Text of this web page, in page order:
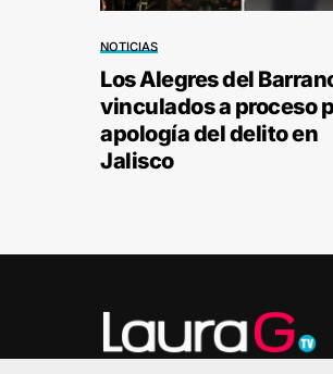
NOTICIAS
Los Alegres del
vinculados a proceso
apología del delito en
Jalisco